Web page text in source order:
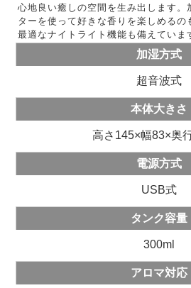
心地良い癒しの空間を生み出します。
ターを使って好きな香りを楽しめるの
最適なナイトライト機能も備えていま
加湿方式
超音波式
本体大きさ
高さ145×幅83×奥
電源方式
USB式
タンク容量
300ml
アロマ対応